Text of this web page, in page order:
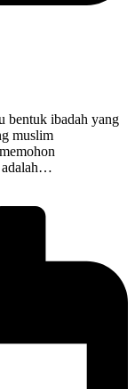
bentuk ibadah yang
muslim
adalah…